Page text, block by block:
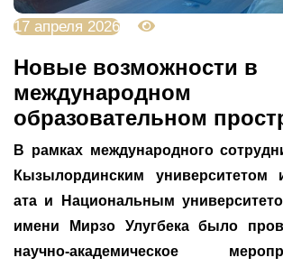
17 апреля 2026
Новые возможности в
международном
образовательном
В рамках международного
Кызылординским университетом
ата и Национальным
имени Мирзо Улугбека было
научно-академическое